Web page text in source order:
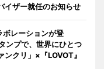
イザー就任のお知らせ
レーションが登
ンプで、世界にひとつ
クリ」×『LOVOT』